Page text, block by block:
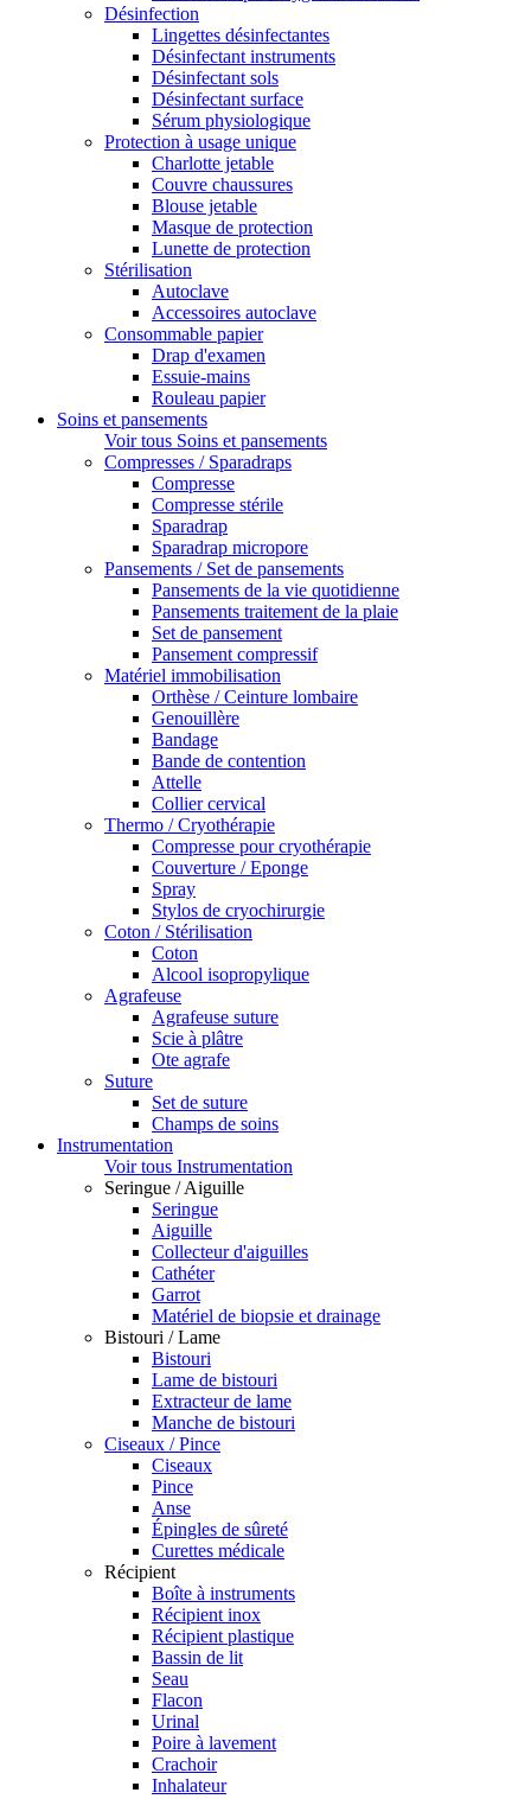
Désinfection
Lingettes désinfectantes
Désinfectant instruments
Désinfectant sols
Désinfectant surface
Sérum physiologique
Protection à usage unique
Charlotte jetable
Couvre chaussures
Blouse jetable
Masque de protection
Lunette de protection
Stérilisation
Autoclave
Accessoires autoclave
Consommable papier
Drap d'examen
Essuie-mains
Rouleau papier
Soins et pansements
Voir tous Soins et pansements
Compresses / Sparadraps
Compresse
Compresse stérile
Sparadrap
Sparadrap micropore
Pansements / Set de pansements
Pansements de la vie quotidienne
Pansements traitement de la plaie
Set de pansement
Pansement compressif
Matériel immobilisation
Orthèse / Ceinture lombaire
Genouillère
Bandage
Bande de contention
Attelle
Collier cervical
Thermo / Cryothérapie
Compresse pour cryothérapie
Couverture / Eponge
Spray
Stylos de cryochirurgie
Coton / Stérilisation
Coton
Alcool isopropylique
Agrafeuse
Agrafeuse suture
Scie à plâtre
Ote agrafe
Suture
Set de suture
Champs de soins
Instrumentation
Voir tous Instrumentation
Seringue / Aiguille
Seringue
Aiguille
Collecteur d'aiguilles
Cathéter
Garrot
Matériel de biopsie et drainage
Bistouri / Lame
Bistouri
Lame de bistouri
Extracteur de lame
Manche de bistouri
Ciseaux / Pince
Ciseaux
Pince
Anse
Épingles de sûreté
Curettes médicale
Récipient
Boîte à instruments
Récipient inox
Récipient plastique
Bassin de lit
Seau
Flacon
Urinal
Poire à lavement
Crachoir
Inhalateur